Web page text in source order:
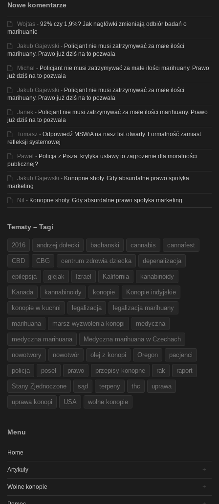
Nowe komentarze
Wojtas - 92% czy 1,9%? Jak nagłówki zmieniają odbiór badań o
marihuanie
Jakub Gajewski - Policjant nie musi zatrzymywać za małe ilości
marihuany. Prawo już dziś na to pozwala
Michal - Policjant nie musi zatrzymywać za małe ilości marihuany. Prawo
już dziś na to pozwala
Jakub Gajewski - Policjant nie musi zatrzymywać za małe ilości
marihuany. Prawo już dziś na to pozwala
Janek - Policjant nie musi zatrzymywać za małe ilości marihuany. Prawo
już dziś na to pozwala
Tomasz - Odpowiedź MSWiA na nasz list otwarty. Formalność zamiast
refleksji systemowej
Pawel - Policja z Pisza: krytyka ustawy to zagrożenie dla moralności
publicznej?
Jakub Gajewski - Konopne shoty. Gdy absurdalne prawo spotyka
marketing
Nil - Konopne shoty. Gdy absurdalne prawo spotyka marketing
Tematy – Tagi
2016 andrzej dołecki bachanski cannabis cannafest
CBD CBG centrum zdrowia dziecka depenalizacja
epilepsja glejak Izrael Kalifornia kanabinoidy
Kanada kannabinoidy konopie Konopie indyjskie
konopie w kuchni legalizacja legalizacja marihuany
marihuana marsz wyzwolenia konopi medyczna
medyczna marihuana Medyczna marihuana w Czechach
nowotwory nowotwór olej z konopi Oregon pacjenci
policja poseł prawo przepisy konopne rak raport
Stany Zjednoczone sąd terpeny thc uprawa
uprawa konopi USA wolne konopie
Menu
Home
Artykuły
Wolne konopie